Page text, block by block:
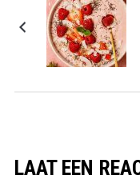
LAAT EEN